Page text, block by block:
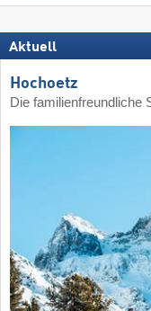
Aktuell
Hochoetz
Die familienfreundliche